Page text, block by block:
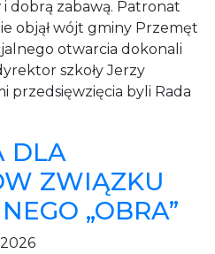
dobrą zabawą. Patronat
objął wójt gminy Przemęt
otwarcia dokonali
szkoły Jerzy
przedsięwzięcia byli Rada
DLA
ZWIĄZKU
„OBRA”